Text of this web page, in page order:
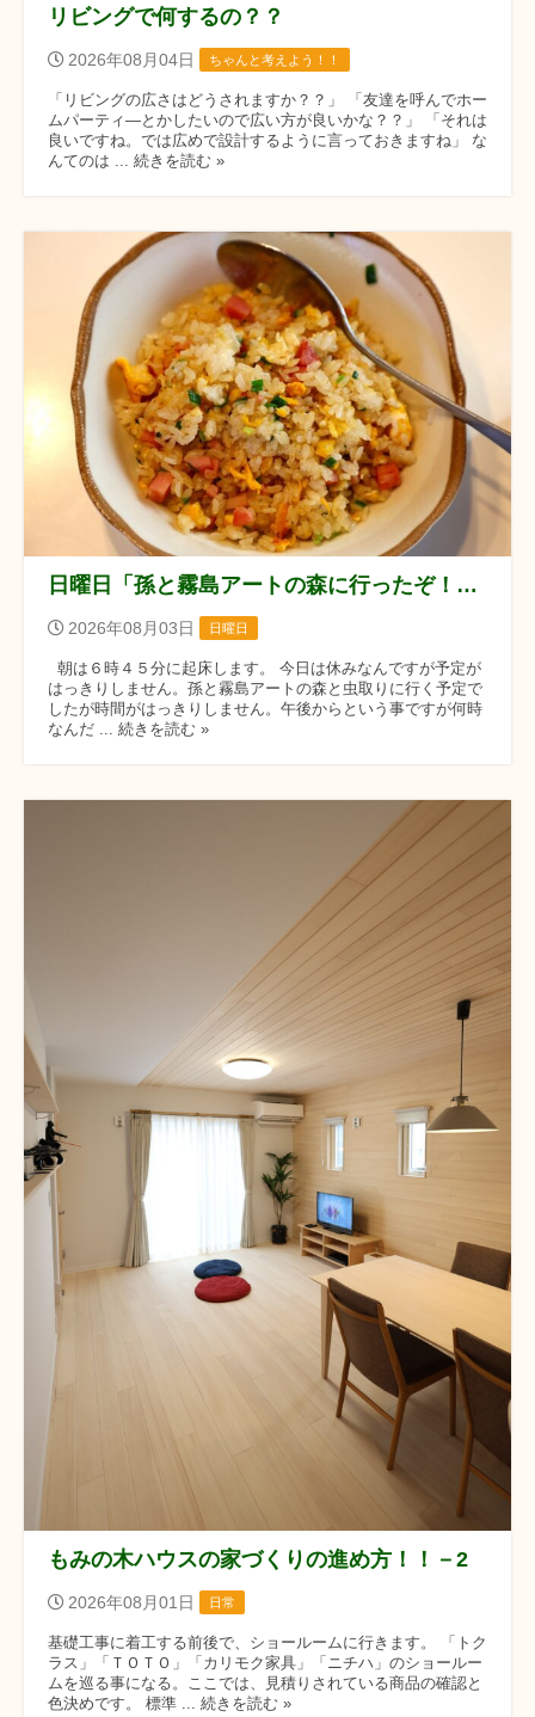
リビングで何するの？？
2026年08月04日 ちゃんと考えよう！！
「リビングの広さはどうされますか？？」 「友達を呼んでホー
ムパーティ―とかしたいので広い方が良いかな？？」 「それは
良いですね。では広めで設計するように言っておきますね」 な
んてのは ... 続きを読む »
日曜日「孫と霧島アートの森に行ったぞ！！」の巻
2026年08月03日 日曜日
朝は６時４５分に起床します。 今日は休みなんですが予定が
はっきりしません。孫と霧島アートの森と虫取りに行く予定で
したが時間がはっきりしません。午後からという事ですが何時
なんだ ... 続きを読む »
もみの木ハウスの家づくりの進め方！！－2
2026年08月01日 日常
基礎工事に着工する前後で、ショールームに行きます。 「トク
ラス」「ＴＯＴＯ」「カリモク家具」「ニチハ」のショールー
ムを巡る事になる。ここでは、見積りされている商品の確認と
色決めです。 標準 ... 続きを読む »